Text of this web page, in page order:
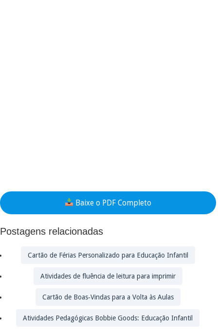
Baixe o PDF Completo
Postagens relacionadas
Cartão de Férias Personalizado para Educação Infantil
Atividades de fluência de leitura para imprimir
Cartão de Boas‑Vindas para a Volta às Aulas
Atividades Pedagógicas Bobbie Goods: Educação Infantil